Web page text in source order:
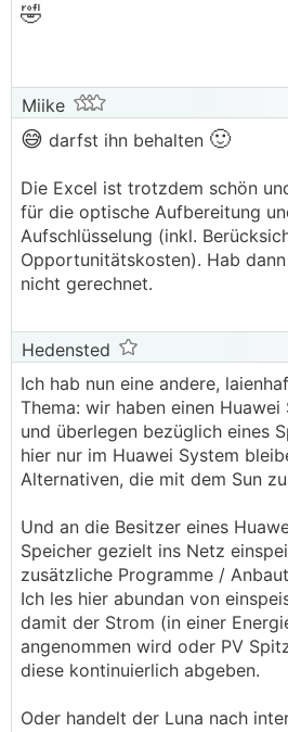
🤣
Miike
😅 darfst ihn behalten 🙂
Die Excel ist trotzdem schön
für die optische Aufbereitung
Aufschlüsselung (inkl.
Opportunitätskosten). Hab
nicht gerechnet.
Hedensted
Ich hab nun eine andere,
Thema: wir haben einen Huawei
und überlegen bezüglich eines
hier nur im Huawei System
Alternativen, die mit dem Sun
Und an die Besitzer eines
Speicher gezielt ins Netz
zusätzliche Programme /
Ich les hier abundan von
damit der Strom (in einer
angenommen wird oder PV
diese kontinuierlich abgeben.
Oder handelt der Luna nach